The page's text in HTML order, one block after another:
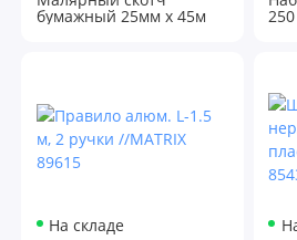
бумажный 25мм х 45м
На складе